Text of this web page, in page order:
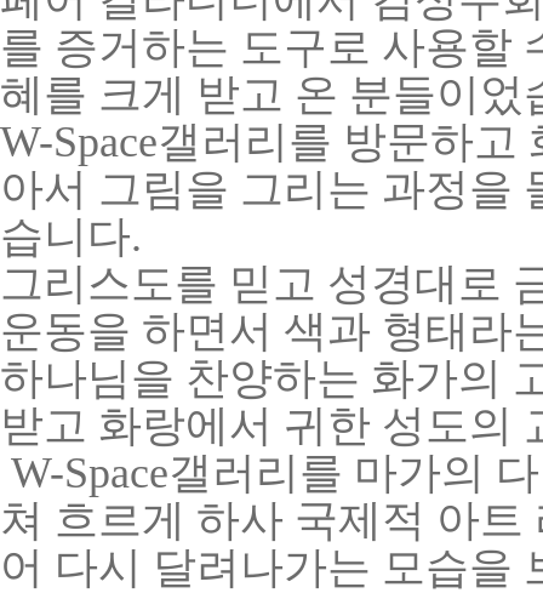
를 증거하는 도구로 사용할
혜를 크게 받고 온 분들이
W-Space갤러리 를 방문하고
아서 그림을 그리는 과정을
습니다.
그리스도를 믿고 성경대로
운동을 하면서 색과 형태라
하나님을 찬양하는 화가의
받고 화랑에서 귀한 성도의
W-Space갤러리 를 마가의
쳐 흐르게 하사 국제적 아
어 다시 달려나가는 모습을